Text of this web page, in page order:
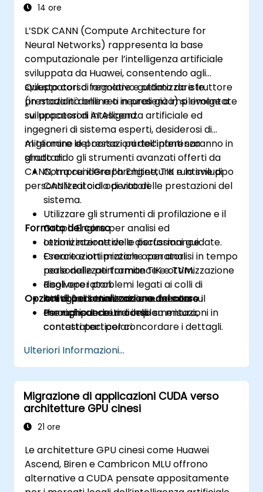
Esportare le animazioni per piattaforme
14 ore
L’SDK CANN (Compute Architecture for
Neural Networks) rappresenta la base
computazionale per l’intelligenza artificiale
sviluppata da Huawei, consentendo agli
sviluppatori di regolare e ottimizzare le
prestazioni delle reti neurali già implementate
sui processori AI Ascend.
Questo corso formativo guidato da istruttore
(in modalità online o in presenza) si rivolge a
sviluppatori di intelligenza artificiale ed
ingegneri di sistema esperti, desiderosi di
migliorare le prestazioni dell’inferenza
sfruttando gli strumenti avanzati offerti da
CANN, tra cui il Graph Engine, TIK e lo sviluppo
personalizzato di operatori.
Al termine del corso i partecipanti saranno in
grado di:
Comprendere l’architettura runtime di
CANN e il ciclo di vita delle prestazioni del
sistema.
Utilizzare gli strumenti di profilazione e il
Graph Engine per analisi ed
ottimizzazione delle performance.
Creare e ottimizzare operatori
personalizzati tramite TIK e TVM.
Risolvere i problemi legati ai colli di
bottiglia di memoria e aumentare il
throughput dei modelli.
Formato del corso
Lezioni interattive e discussioni guidate.
Esercitazioni pratiche con analisi in tempo
reale delle performance e ottimizzazione
degli operatori.
Attività di ottimizzazione basate su
esempi concreti di implementazioni in
contesti particolari.
Opzioni di personalizzazione del corso
Per richiedere un corso su misura,
contattateci per concordare i dettagli.
Ulteriori Informazioni...
Migrazione di applicazioni CUDA verso
architetture GPU cinesi
21 ore
Le architetture GPU cinesi come Huawei
Ascend, Biren e Cambricon MLU offrono
alternative a CUDA pensate appositamente